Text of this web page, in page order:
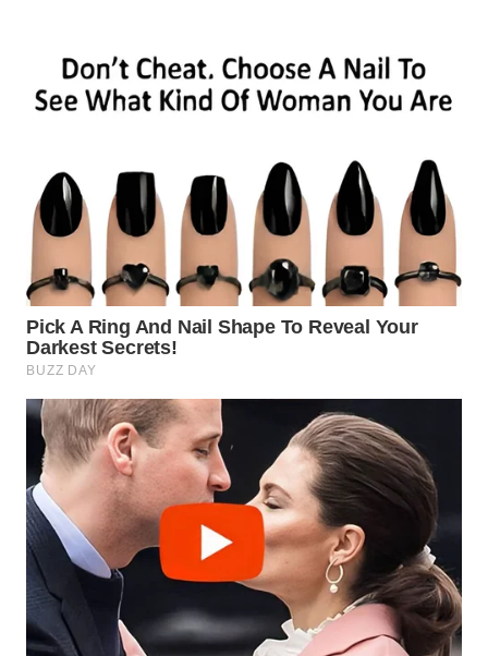
WN
BINTAN
WN
MANDALIKA
LIKUPANG
WN
LABUANBAJO
WN
BORNEO
Wahana
Media
Group
WAHANA
NEWS